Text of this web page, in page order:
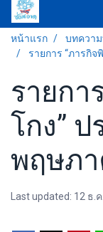
หน้าแรก บทควา
รายการ “ภารกิ
รายกา
โกง”
พฤษภ
Last updated: 12 ธ.